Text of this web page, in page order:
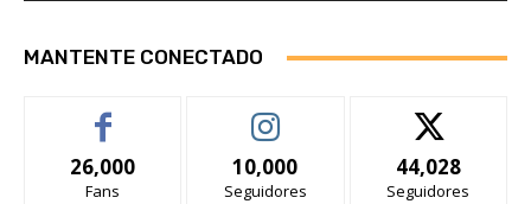
MANTENTE CONECTADO
26,000
Fans
10,000
Seguidores
44,028
Seguidores